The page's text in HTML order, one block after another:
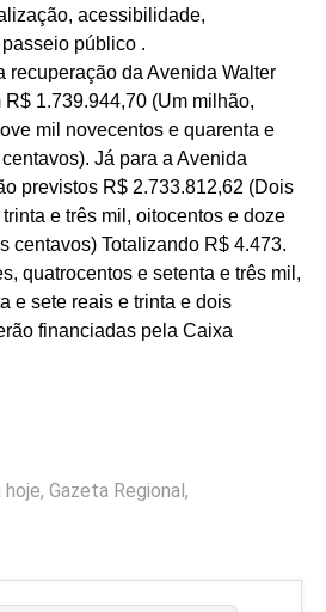
acessibilidade,
público .
recuperação da Avenida Walter
1.739.944,70 (Um milhão,
mil novecentos e quarenta e
Já para a Avenida
previstos R$ 2.733.812,62 (Dois
e três mil, oitocentos e doze
centavos) Totalizando R$ 4.473.
quatrocentos e setenta e três mil,
e sete reais e trinta e dois
financiadas pela Caixa
hoje, Gazeta Regional,